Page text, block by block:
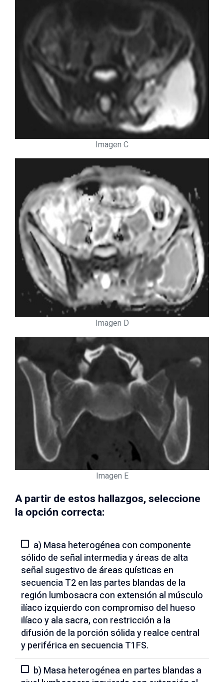
Imagen C
Imagen D
Imagen E
A partir de estos hallazgos, seleccione
la opción correcta:
a) Masa heterogénea con componente
sólido de señal intermedia y áreas de alta
señal sugestivo de áreas quísticas en
secuencia T2 en las partes blandas de la
región lumbosacra con extensión al músculo
ilíaco izquierdo con compromiso del hueso
ilíaco y ala sacra, con restricción a la
difusión de la porción sólida y realce central
y periférica en secuencia T1FS.
b) Masa heterogénea en partes blandas a